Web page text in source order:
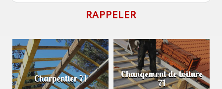
Charpentier 71 Changement de toiture
71